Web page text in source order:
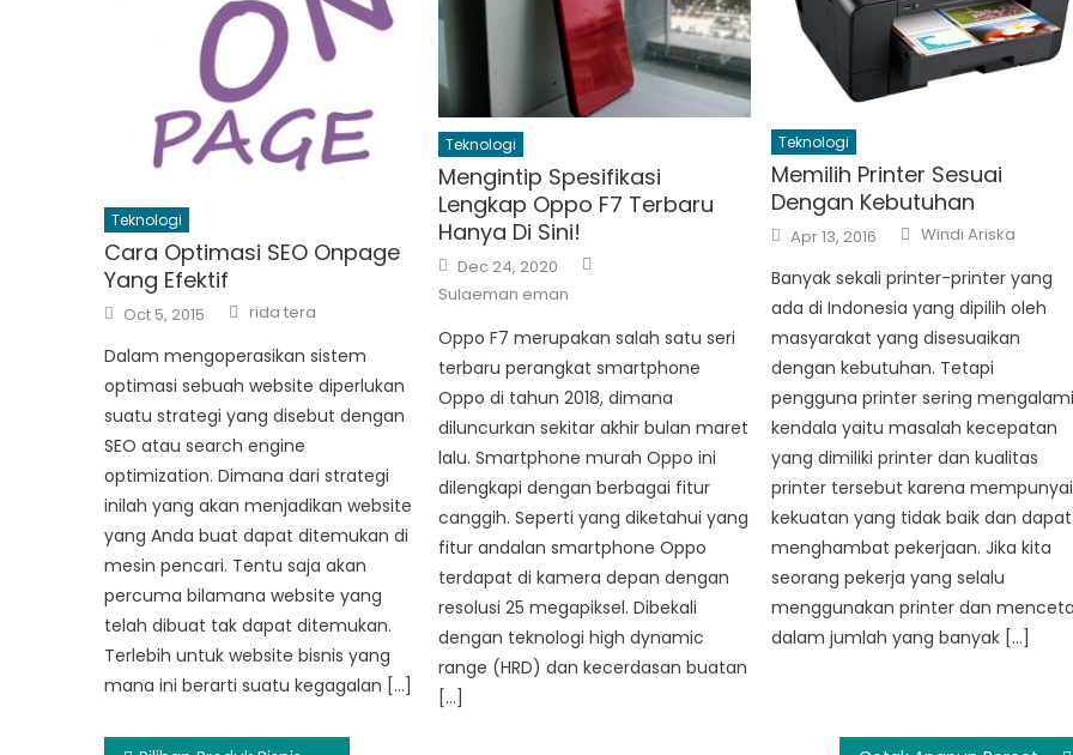
Teknologi
Cara Optimasi SEO Onpage
Yang Efektif
Posted
on
Oct 5, 2015 Author
rida tera
Dalam mengoperasikan sistem
optimasi sebuah website diperlukan
suatu strategi yang disebut dengan
SEO atau search engine
optimization. Dimana dari strategi
inilah yang akan menjadikan website
yang Anda buat dapat ditemukan di
mesin pencari. Tentu saja akan
percuma bilamana website yang
telah dibuat tak dapat ditemukan.
Terlebih untuk website bisnis yang
mana ini berarti suatu kegagalan […]
Teknologi
Mengintip Spesifikasi
Lengkap Oppo F7 Terbaru
Hanya Di Sini!
Posted
on
Dec 24, 2020
Sulaeman eman
Oppo F7 merupakan salah satu seri
terbaru perangkat smartphone
Oppo di tahun 2018, dimana
diluncurkan sekitar akhir bulan maret
lalu. Smartphone murah Oppo ini
dilengkapi dengan berbagai fitur
canggih. Seperti yang diketahui yang
fitur andalan smartphone Oppo
terdapat di kamera depan dengan
resolusi 25 megapiksel. Dibekali
dengan teknologi high dynamic
range (HRD) dan kecerdasan buatan
[…]
Teknologi
Memilih Printer Sesuai
Dengan Kebutuhan
Posted
on
Apr 13, 2016 Author
Windi Ariska
Banyak sekali printer-printer yang
ada di Indonesia yang dipilih oleh
masyarakat yang disesuaikan
dengan kebutuhan. Tetapi
pengguna printer sering mengalami
kendala yaitu masalah kecepatan
yang dimiliki printer dan kualitas
printer tersebut karena mempunyai
kekuatan yang tidak baik dan dapat
menghambat pekerjaan. Jika kita
seorang pekerja yang selalu
menggunakan printer dan
dalam jumlah yang banyak […]